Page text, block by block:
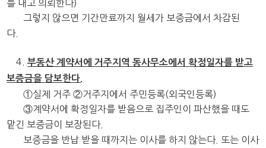
를 내고 의뢰한다)
그렇지 않으면 기간만료까지 월세가 보증금에서 차감된
다.
4.
부동산 계약서에 거주지역 동사무소에서 확정일자를 받고
보증금을 담보한다.
①실제 거주 ②거주지에서 주민등록(외국인등록)
③계약서에 확정일자를 받음으로 집주인이 파산했을 때도
맡긴 보증금이
보장된다.
보증금을 반납 받을 때까지는 이사를 하지 않는다. 또는 이사